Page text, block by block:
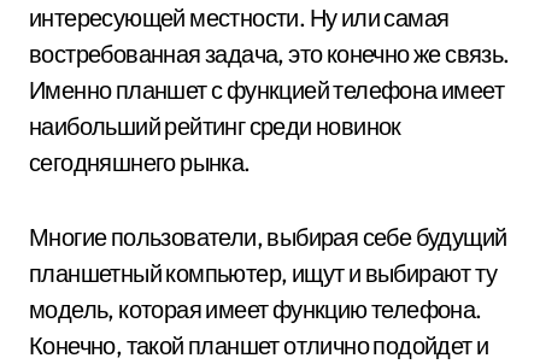
интересующей местности. Ну или самая
востребованная задача, это конечно же связь.
Именно планшет с функцией телефона имеет
наибольший рейтинг среди новинок
сегодняшнего рынка.
Многие пользователи, выбирая себе будущий
планшетный компьютер, ищут и выбирают ту
модель, которая имеет функцию телефона.
Конечно, такой планшет отлично подойдет и